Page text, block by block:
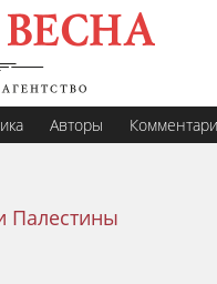
Авторы
Палестины